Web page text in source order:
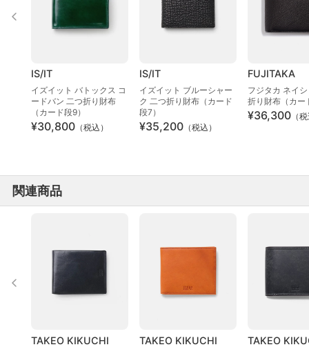
IS/IT
イズイット バトックス コ
ードバン 二つ折り財布
（カード段9）
¥30,800 （税込）
IS/IT
イズイット ブルーシャー
ク 二つ折り財布（カード
段7）
¥35,200 （税込）
FUJITAKA
フジタカ ネイ
折り財布（カー
¥36,300 （
関連商品
TAKEO KIKUCHI TAKEO KIKUCHI TAKEO